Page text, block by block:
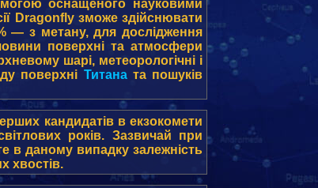
оснащеного науковими
Dragonfly зможе здійснювати
— з метану, для дослідження
поверхні та атмосфери
шарі, метеорологічні і
поверхні Титаната пошуків
кандидатів в екзокомети
років. Зазвичай при
в даному випадку залежність
хвостів.